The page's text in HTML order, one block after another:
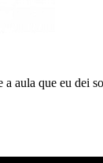
a aula que eu dei